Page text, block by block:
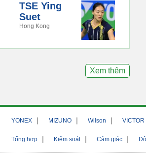
TSE Ying
Suet
Hong Kong
Xem thêm
YONEX ｜ MIZUNO ｜ Wilson ｜ VICTOR
Tổng hợp ｜ Kiểm soát｜ Cảm giác ｜